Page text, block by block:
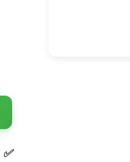
✅